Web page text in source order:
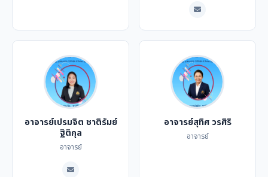
อาจารย์เปรมจิต ชาติรัมย์
ฐิติกุล
อาจารย์
อาจารย์สุทิศ วรศิริ
อาจารย์